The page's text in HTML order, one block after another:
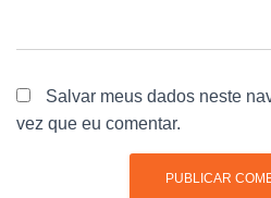
Salvar meus dados neste
vez que eu comentar.